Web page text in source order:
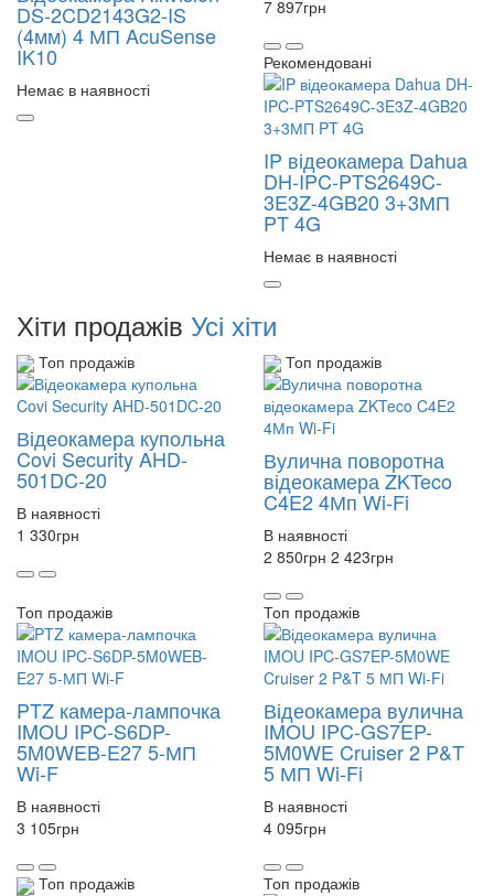
DS-2CD2143G2-IS
(4мм) 4 МП AcuSense
IK10
Немає в наявності
7 897грн
Рекомендовані
IP відеокамера Dahua
DH-IPC-PTS2649C-
3E3Z-4GB20 3+3МП
PT 4G
Немає в наявності
Хіти продажів Усі хіти
Топ продажів
Відеокамера купольна
Covi Security AHD-
501DC-20
В наявності
1 330грн
Топ продажів
Вулична поворотна
відеокамера ZKTeco
C4E2 4Мп Wi-Fi
В наявності
2 850грн 2 423грн
Топ продажів
PTZ камера-лампочка
IMOU IPC-S6DP-
5M0WEB-E27 5-МП
Wi-F
В наявності
3 105грн
Топ продажів
Відеокамера вулична
IMOU IPC-GS7EP-
5M0WE Cruiser 2 P&T
5 МП Wi-Fi
В наявності
4 095грн
Топ продажів Топ продажів